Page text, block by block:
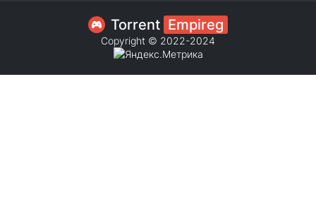
Torrent Empireg
Copyright © 2022-2024